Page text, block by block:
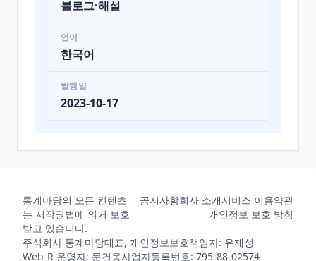
블로그·해설
언어
한국어
발행일
2023-10-17
통계마당의 모든 컨텐츠
는 저작권법에 의거 보호
받고 있습니다.
공지사항회사 소개서비스 이용약관
개인정보 보호 방침
주식회사 통계마당대표, 개인정보보호책임자: 유재성
Web-R 운영자: 문건웅사업자등록번호: 795-88-02574